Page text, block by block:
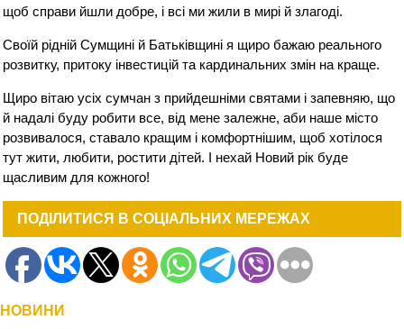
щоб справи йшли добре, і всі ми жили в мирі й злагоді.
Своїй рідній Сумщині й Батьківщині я щиро бажаю реального
розвитку, притоку інвестицій та кардинальних змін на краще.
Щиро вітаю усіх сумчан з прийдешніми святами і запевняю, що
й надалі буду робити все, від мене залежне, аби наше місто
розвивалося, ставало кращим і комфортнішим, щоб хотілося
тут жити, любити, ростити дітей. І нехай Новий рік буде
щасливим для кожного!
ПОДІЛИТИСЯ В СОЦІАЛЬНИХ МЕРЕЖАХ
НОВИНИ